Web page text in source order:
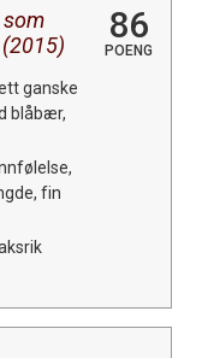
fra
Du
å få
86
POENG
ganske
blåbær,
fin